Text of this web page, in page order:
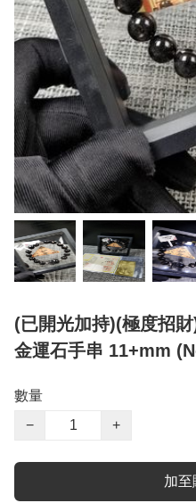
(已開光加持)(極度招
金運石手串 11+mm
數量
−
+
加至